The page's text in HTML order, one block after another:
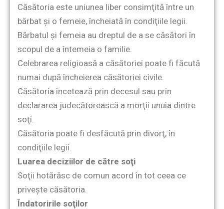
Căsătoria este uniunea liber consimţită între un
bărbat şi o femeie, încheiată în condiţiile legii.
Bărbatul şi femeia au dreptul de a se căsători în
scopul de a întemeia o familie.
Celebrarea religioasă a căsătoriei poate fi făcută
numai după încheierea căsătoriei civile.
Căsătoria încetează prin decesul sau prin
declararea judecătorească a morţii unuia dintre
soţi.
Căsătoria poate fi desfăcută prin divorţ, în
condiţiile legii.
Luarea deciziilor de către soţi
Soţii hotărăsc de comun acord în tot ceea ce
priveşte căsătoria.
Îndatoririle soţilor